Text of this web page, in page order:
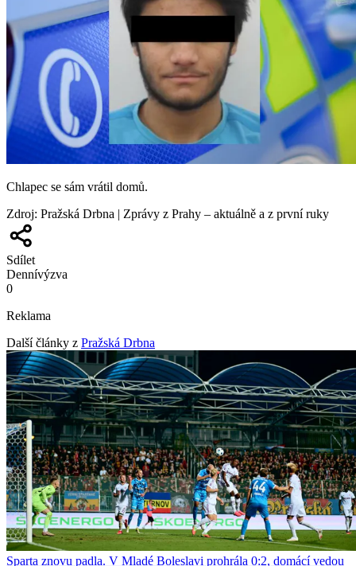
Chlapec se sám vrátil domů.
Zdroj: Pražská Drbna | Zprávy z Prahy – aktuálně a z první ruky
Sdílet
Dennívýzva
0
Reklama
Další články z Pražská Drbna
Sparta znovu padla. V Mladé Boleslavi prohrála 0:2, domácí vedou